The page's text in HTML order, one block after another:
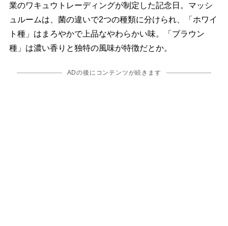
業のワキュウトレーディングが制定した記念日。マッシ
ュルームは、菌の違いで2つの種類に分けられ、「ホワイ
ト種」はまろやかで上品なやわらかい味。「ブラウン
種」は濃い香りと独特の風味が特徴だとか。
ADの後にコンテンツが続きます